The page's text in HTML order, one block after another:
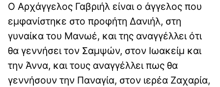
Ο Αρχάγγελος Γαβριήλ είναι ο άγγελος που
εμφανίστηκε στο προφήτη Δανιήλ, στη
γυναίκα του Μανωέ, και της αναγγέλλει ότι
θα γεννήσει τον Σαμψών, στον Ιωακείμ και
την Άννα, και τους αναγγέλλει πως θα
γεννήσουν την Παναγία, στον ιερέα Ζαχαρία,